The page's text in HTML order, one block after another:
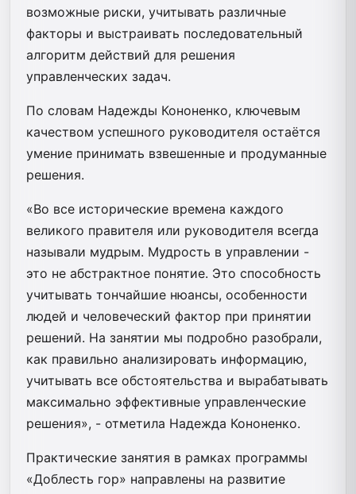
возможные риски, учитывать различные
факторы и выстраивать последовательный
алгоритм действий для решения
управленческих задач.
По словам Надежды Кононенко, ключевым
качеством успешного руководителя остаётся
умение принимать взвешенные и продуманные
решения.
«Во все исторические времена каждого
великого правителя или руководителя всегда
называли мудрым. Мудрость в управлении -
это не абстрактное понятие. Это способность
учитывать тончайшие нюансы, особенности
людей и человеческий фактор при принятии
решений. На занятии мы подробно разобрали,
как правильно анализировать информацию,
учитывать все обстоятельства и вырабатывать
максимально эффективные управленческие
решения», - отметила Надежда Кононенко.
Практические занятия в рамках программы
«Доблесть гор» направлены на развитие